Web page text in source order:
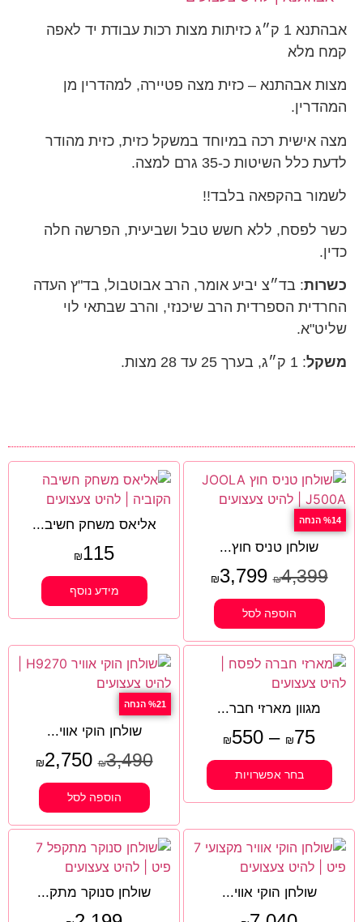
אבהתנא 1 ק״ג כזיתות מצות רכות עבודת יד לאפה
קמח מלא
מצות אבהתנא – כזית מצה פטיירה, למהדרין מן
המהדרין.
מצה אישית רכה במיוחד במשקל כזית, כזית מהודר
לדעת כלל השיטות כ-35 גרם למצה.
לשמור בהקפאה בלבד!!
כשר לפסח, ללא חשש טבל ושביעית, הפרשה חלה
כדין.
כשרות: בד״צ יביע אומר, הרב אבוטבול, בד"ץ העדה
החרדית הספרדית הרב שיכנזי, והרב שבתאי לוי
שליט"א.
משקל: 1 ק״ג, בערך 25 עד 28 מצות.
%14 הנחה
שולחן טניס חוץ...
₪4,399
₪3,799
הוספה לסל
אליאס משחק חשיב...
₪115
מידע נוסף
מגוון מארזי חבר...
₪75
–
₪550
בחר אפשרויות
%21 הנחה
שולחן הוקי אווי...
₪3,490
₪2,750
הוספה לסל
שולחן הוקי אווי... שולחן סנוקר מתק...